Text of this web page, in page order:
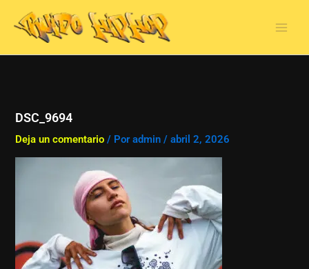
contenido
DSC_9694
Deja un comentario / Poradmin/abril 2, 2026